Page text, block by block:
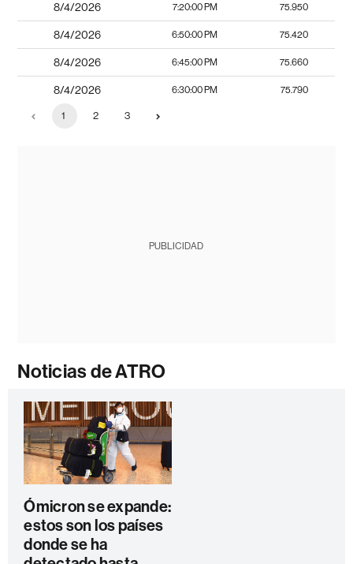
8/4/2026 7:20:00 PM 75.950
8/4/2026 6:50:00 PM 75.420
8/4/2026 6:45:00 PM 75.660
8/4/2026 6:30:00 PM 75.790
1 2 3
PUBLICIDAD
Noticias de ATRO
Ómicron se expande:
estos son los países
donde se ha